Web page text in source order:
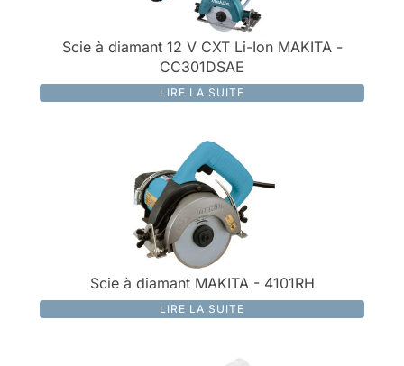
Scie à diamant 12 V CXT Li-Ion MAKITA -
CC301DSAE
LIRE LA SUITE
Scie à diamant MAKITA - 4101RH
LIRE LA SUITE